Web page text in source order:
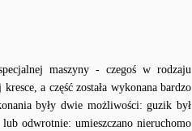
maszyny - czegoś w rodzaju
a część została wykonana bardzo
były dwie możliwości: guzik był
odwrotnie: umieszczano nieruchomo